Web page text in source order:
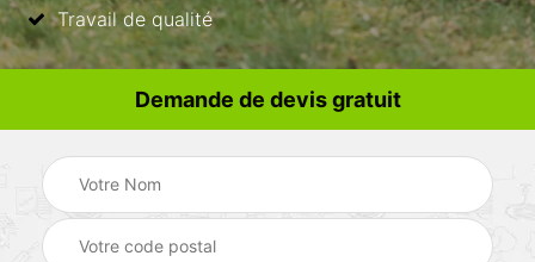
Travail de qualité
Demande de devis gratuit